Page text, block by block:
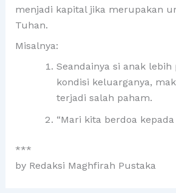
menjadi kapital jika merupakan
Tuhan.
Misalnya:
Seandainya si anak lebih
kondisi keluarganya,
terjadi salah paham.
“Mari kita berdoa kepada
***
by Redaksi Maghfirah Pustaka